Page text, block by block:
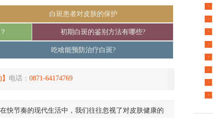
白斑患者对皮肤的保护
初期白斑的鉴别方法有哪些?
吃啥能预防治疗白斑?
电话： 0871-64174769
快节奏的现代生活中，我们往往忽视了对皮肤健康的
·
·
·
·
·
·
·
·